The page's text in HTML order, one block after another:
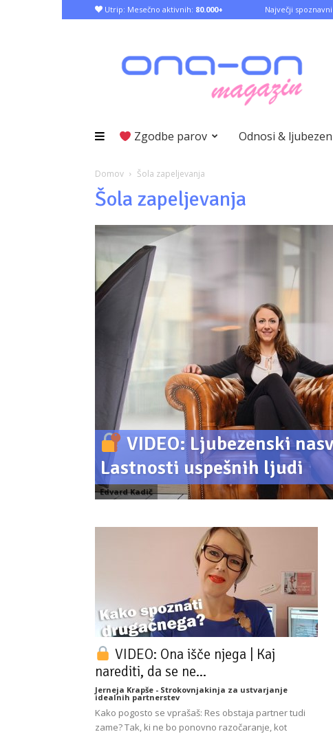
Utrip: Mesečno aktivnih: 80.000+ Največji
Zgodbe parov Odnosi & ljubezen
Domov Šola zapeljevanja
Šola zapeljevanja
VIDEO: Ljubezenski
Lastnosti uspešnih ljudi
Edvard Kadič
VIDEO: Ona išče njega | Kaj
narediti, da se ne...
Jerneja Krapše - Strokovnjakinja za ustvarjanje
idealnih partnerstev
Kako pogosto se vprašaš: Res obstaja partner tudi
zame? Tak, ki ne bo ponovno razočaranje, kot